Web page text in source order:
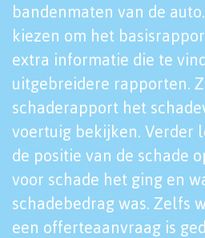
bandenmaten van de
kiezen om het
extra informatie die te
uitgebreidere rapporten.
schaderapport het
voertuig bekijken. Verder
de positie van de schade
voor schade het ging en
schadebedrag was. Zelfs
een offerteaanvraag is